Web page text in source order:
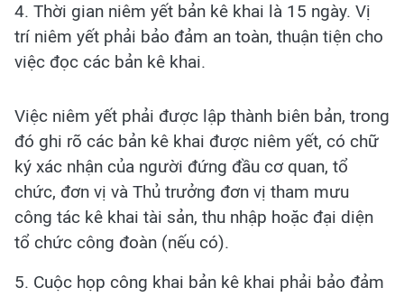
4. Thời gian niêm yết bản kê khai là 15 ngày. Vị
trí niêm yết phải bảo đảm an toàn, thuận tiện cho
việc đọc các bản kê khai.
Việc niêm yết phải được lập thành biên bản, trong
đó ghi rõ các bản kê khai được niêm yết, có chữ
ký xác nhận của người đứng đầu cơ quan, tổ
chức, đơn vị và Thủ trưởng đơn vị tham mưu
công tác kê khai tài sản, thu nhập hoặc đại diện
tổ chức công đoàn (nếu có).
5. Cuộc họp công khai bản kê khai phải bảo đảm